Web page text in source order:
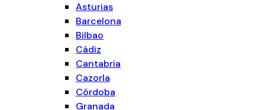
Asturias
Barcelona
Bilbao
Cádiz
Cantabria
Cazorla
Córdoba
Granada